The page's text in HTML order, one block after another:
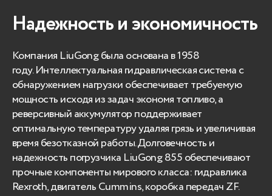
Надежность и экономичность
Компания LiuGong была основана в 1958
году. Интеллектуальная гидравлическая система с
обнаружением нагрузки обеспечивает требуемую
мощность исходя из задач экономя топливо, а
реверсивный аккумулятор поддерживает
оптимальную температуру удаляя грязь и увеличивая
время безотказной работы.Долговечность и
надежность погрузчика LiuGong 855 обеспечивают
прочные компоненты мирового класса: гидравлика
Rexroth, двигатель Cummins, коробка передач ZF.